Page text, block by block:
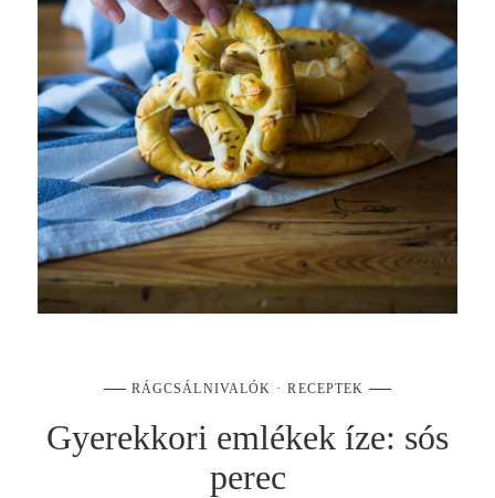
RÁGCSÁLNIVALÓK RECEPTEK
Gyerekkori emlékek íze: sós
perec